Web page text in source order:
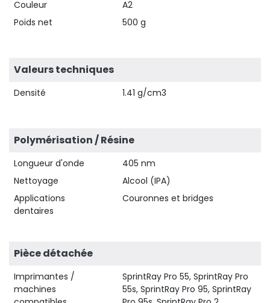
Couleur
A2
Poids net
500 g
Valeurs techniques
Densité 1.41 g/cm3
Polymérisation / Résine
Longueur d'onde
405 nm
Nettoyage
Alcool (IPA)
Applications
dentaires
Couronnes et bridges
Pièce détachée
Imprimantes /
machines
SprintRay Pro 55, SprintRay Pro
55s, SprintRay Pro 95, SprintRay